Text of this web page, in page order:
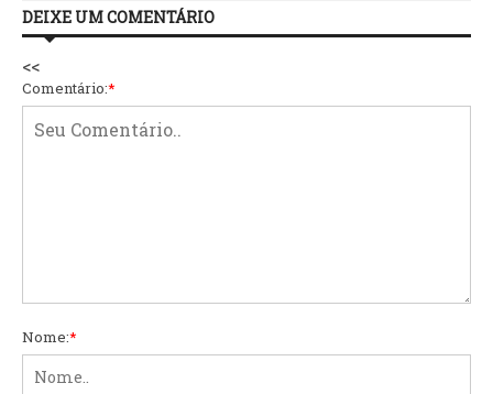
DEIXE UM COMENTÁRIO
<<
Comentário:*
Nome:*